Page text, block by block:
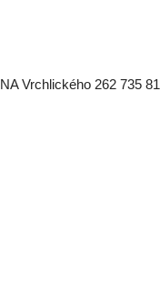
Vrchlického 262 735 81